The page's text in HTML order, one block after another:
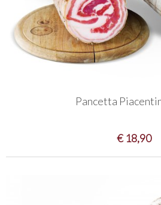
Pancetta
€ 18,90